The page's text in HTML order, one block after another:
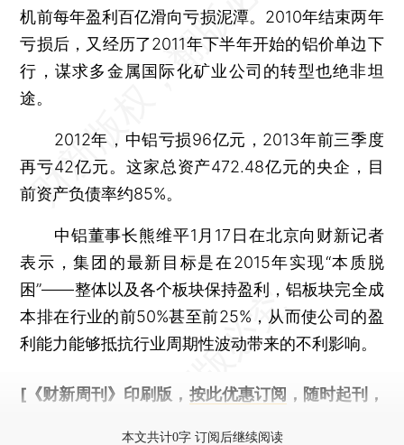
机前每年盈利百亿滑向亏损泥潭。2010年结束两年
亏损后，又经历了2011年下半年开始的铝价单边下
行，谋求多金属国际化矿业公司的转型也绝非坦
途。
2012年，中铝亏损96亿元，2013年前三季度
再亏42亿元。这家总资产472.48亿元的央企，目
前资产负债率约85%。
中铝董事长熊维平1月17日在北京向财新记者
表示，集团的最新目标是在2015年实现“本质脱
困”——整体以及各个板块保持盈利，铝板块完全成
本排在行业的前50%甚至前25%，从而使公司的盈
利能力能够抵抗行业周期性波动带来的不利影响。
[《财新周刊》印刷版， 按此优惠订阅 ，随时起刊，
本文共计0字 订阅后继续阅读